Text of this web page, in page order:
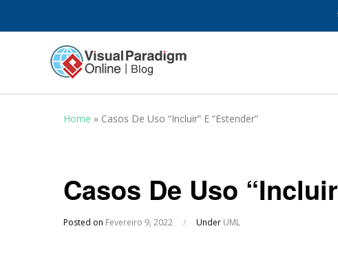
Home » Casos De Uso “Incluir” E “Estender”
Casos De Uso
Posted on Fevereiro 9, 2022 / Under UML